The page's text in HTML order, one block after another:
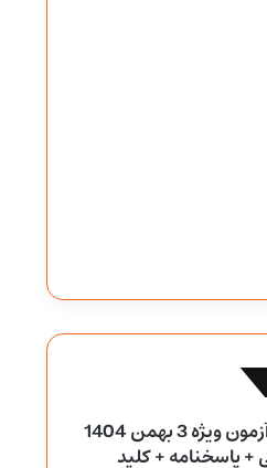
دانلود آزمون ویژه 3 بهمن 1404
+ پاسخنامه + کلید